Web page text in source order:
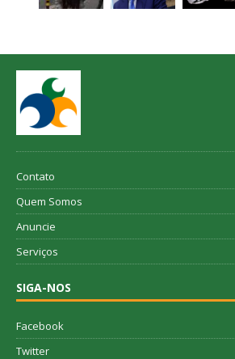
Contato
Quem Somos
Anuncie
Serviços
SIGA-NOS
Facebook
Twitter